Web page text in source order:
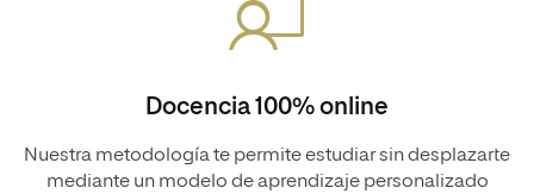
Docencia 100% online
Nuestra metodología te permite estudiar sin desplazarte
mediante un modelo de aprendizaje personalizado